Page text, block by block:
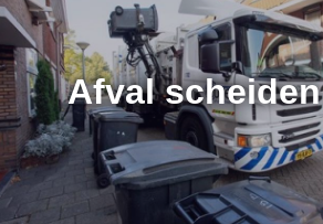
Afval scheiden